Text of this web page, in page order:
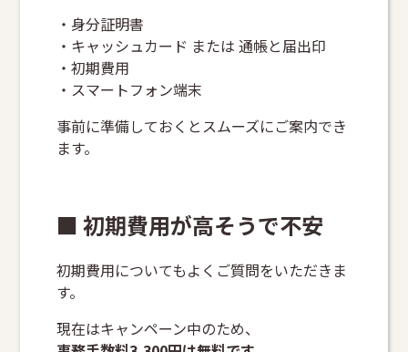
・身分証明書
・キャッシュカード または 通帳と届出印
・初期費用
・スマートフォン端末
事前に準備しておくとスムーズにご案内でき
ます。
■ 初期費用が高そうで不安
初期費用についてもよくご質問をいただきま
す。
現在はキャンペーン中のため、